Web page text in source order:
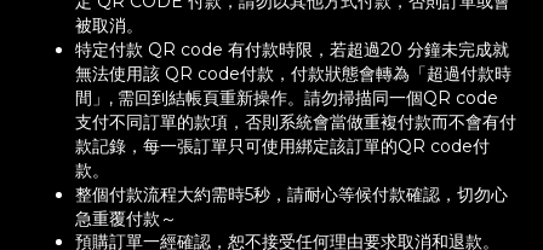
被取消。
特定付款 QR code 有付款時限，若超過20 分鐘未完成就
無法使用該 QR code付款，付款狀態會轉為「超過付款時
間」, 需回到結帳頁重新操作。請勿掃描同一個QR code
支付不同訂單的款項，否則系統會當做重複付款而不會有付
款記錄，每一張訂單只可使用綁定該訂單的QR code付
款。
整個付款流程大約需時5秒，請耐心等候付款確認，切勿心
急重覆付款～
預購訂單一經確認，恕不接受任何理由要求取消和退款。